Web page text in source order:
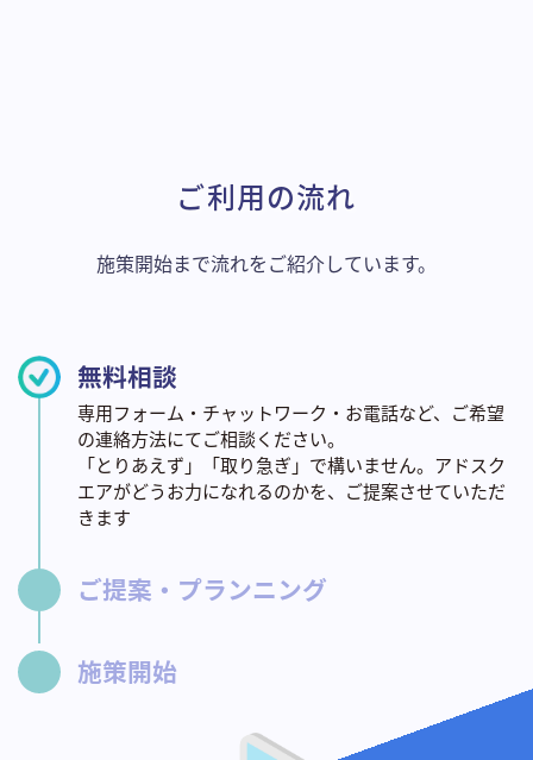
ご利用の流れ
施策開始まで流れをご紹介しています。
無料相談
専用フォーム・チャットワーク・お電話など、ご希望
の連絡方法にてご相談ください。
「とりあえず」「取り急ぎ」で構いません。アドスク
エアがどうお力になれるのかを、ご提案させていただ
きます
ご提案・プランニング
施策開始